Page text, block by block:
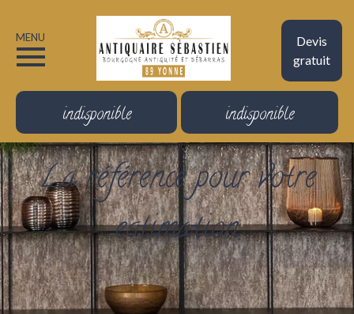
Devis
gratuit
MENU
indisponible indisponible
La référence pour votre
estimation